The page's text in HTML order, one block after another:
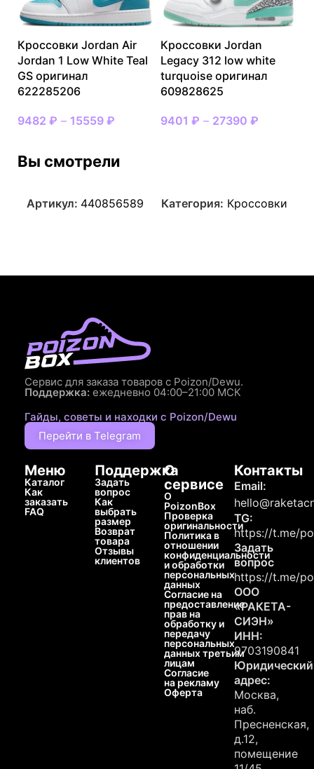
Кроссовки Jordan Air
Jordan 1 Low White Teal
GS оригинал
622285206
9482 ₽ – 15559 ₽
Кроссовки Jordan
Legacy 312 low white
turquoise оригинал
609828625
9401 ₽ – 27390 ₽
Вы смотрели
Артикул: 440856589 Категория: Кроссовки
Сервис для заказа товаров с Poizon/Dewu.
Поддержка: ежедневно 04:00–21:00 МСК
Гайды, советы и находки с Poizon/Dewu
Перейти в Telegram
Меню
Каталог
Как
заказать
FAQ
Поддержка
Задать
вопрос
Как
выбрать
размер
Возврат
товара
Отзывы
клиентов
О
сервисе
О
PoizonBox
Проверка
оригинальности
Политика в
отношении
конфиденциальности
и обработки
персональных
данных
Согласие на
предоставление
прав на
обработку и
передачу
персональных
данных третьим
лицам
Согласие
на рекламу
Оферта
Контакты
Email:
TG:
https://t.me/
Задать
вопрос
https://t.me/
ООО
«РАКЕТА-
СИЭН»
ИНН:
9703190841
Юридический
адрес:
Москва,
наб.
Пресненская,
д.12,
помещение